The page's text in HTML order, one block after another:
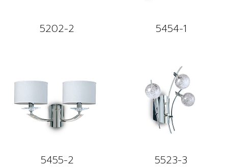
5202-2 5454-1
5455-2 5523-3